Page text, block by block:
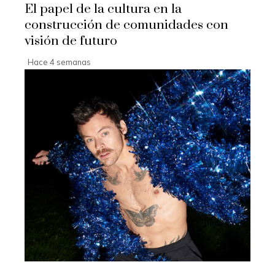
El papel de la cultura en la
construcción de comunidades con
visión de futuro
Hace 4 semanas